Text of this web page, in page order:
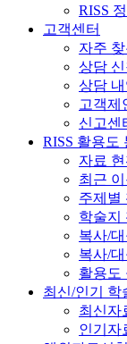
RISS
고객센터
자주
상담 신
상담
고객제
신고센
RISS 활용도
자료 현
최근
주제별
학술지
복사/
복사/
활용도
최신/인기 학
최신자
인기자